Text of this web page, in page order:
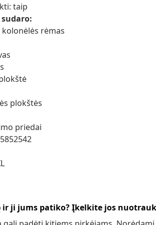
taip
kolonėlės rėmas
plokštės
priedai
ir ji jums patiko? Įkelkite jos